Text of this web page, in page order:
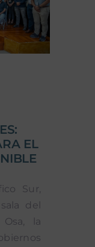
EL
Sur,
del
la